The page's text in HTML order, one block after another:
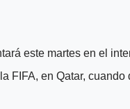
este martes en el
FIFA, en Qatar, cuando